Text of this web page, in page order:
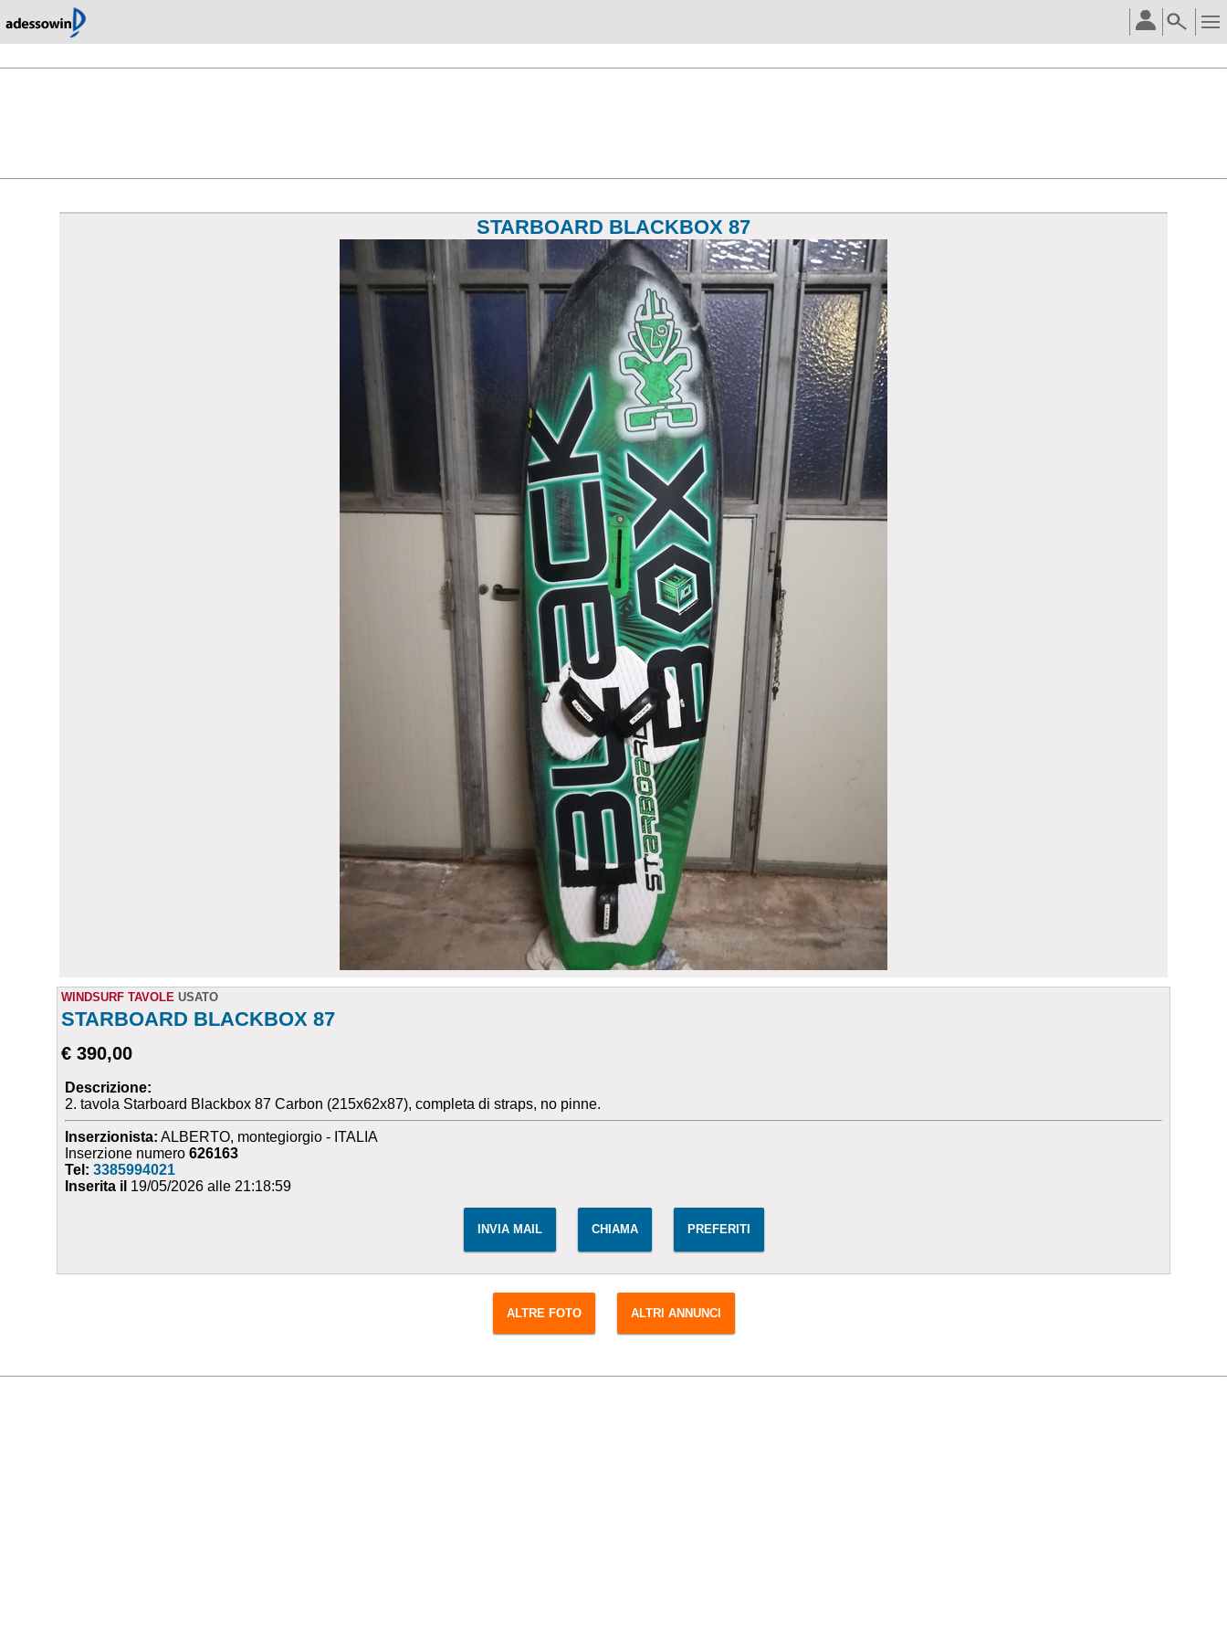
STARBOARD BLACKBOX 87
WINDSURF TAVOLE USATO
STARBOARD BLACKBOX 87
€ 390,00
Descrizione:
2. tavola Starboard Blackbox 87 Carbon (215x62x87), completa di straps, no pinne.
Inserzionista: ALBERTO, montegiorgio - ITALIA
Inserzione numero626163
Tel:3385994021
Inserita il 19/05/2026 alle 21:18:59
INVIA MAIL CHIAMA PREFERITI
ALTRE FOTO ALTRI ANNUNCI